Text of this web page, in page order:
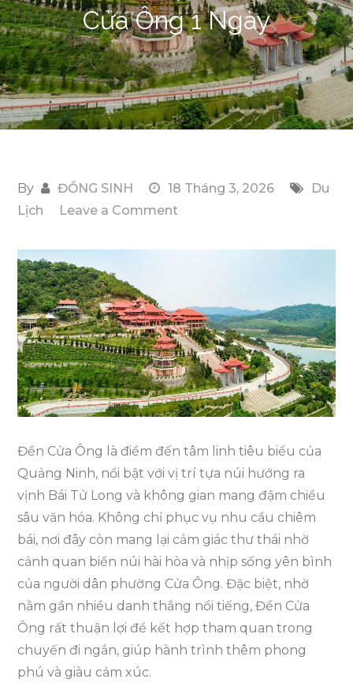
Cửa Ông 1 Ngày
By ĐỒNG SINH 18 Tháng 3, 2026
Du
Lịch
Leave a Comment
Kết
Hợp
Khi
Đi
Du
Đền
Cửa
Ông
1
Ngày
Đền Cửa Ông là điểm đến tâm linh tiêu biểu của
Quảng Ninh, nổi bật với vị trí tựa núi hướng ra
vịnh Bái Tử Long và không gian mang đậm chiều
sâu văn hóa. Không chỉ phục vụ nhu cầu chiêm
bái, nơi đây còn mang lại cảm giác thư thái nhờ
cảnh quan biển núi hài hòa và nhịp sống yên bình
của người dân phường Cửa Ông. Đặc biệt, nhờ
nằm gần nhiều danh thắng nổi tiếng, Đền Cửa
Ông rất thuận lợi để kết hợp tham quan trong
chuyến đi ngắn, giúp hành trình thêm phong
phú và giàu cảm xúc.